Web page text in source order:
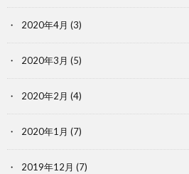
2020年4月 (3)
2020年3月 (5)
2020年2月 (4)
2020年1月 (7)
2019年12月 (7)